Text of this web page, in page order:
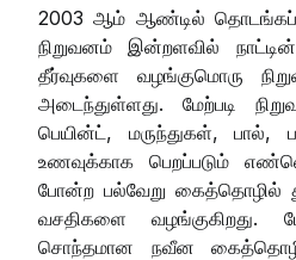
2003 ஆம் ஆண்டில்
நிறுவனம் இன்றளவில்
தீர்வுகளை வழங்குமொரு
அடைந்துள்ளது. மேற்படி
பெயின்ட், மருந்துகள்,
உணவுக்காக பெறப்படும்
போன்ற பல்வேறு கைத்தொழில்
வசதிகளை வழங்குகிறது.
சொந்தமான நவீன